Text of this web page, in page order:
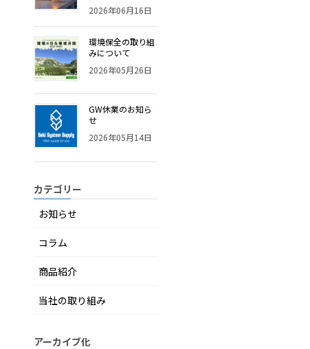
2026年06月16日
環境保全の取り組
みについて
2026年05月26日
GW休業のお知ら
せ
2026年05月14日
カテゴリー
お知らせ
コラム
商品紹介
当社の取り組み
アーカイブ化